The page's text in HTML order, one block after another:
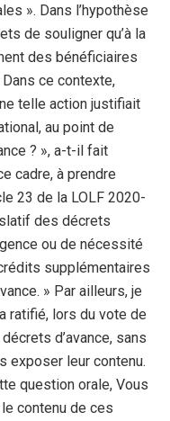
». Dans l’hypothèse
de souligner qu’à la
des bénéficiaires
ce contexte,
telle action justifiait
au point de
? », a-t-il fait
cadre, à prendre
23 de la LOLF 2020-
des décrets
ou de nécessité
supplémentaires
» Par ailleurs, je
ratifié, lors du vote de
d’avance, sans
exposer leur contenu.
question orale, Vous
contenu de ces